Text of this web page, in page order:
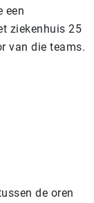
een
ziekenhuis 25
van die teams.
de oren